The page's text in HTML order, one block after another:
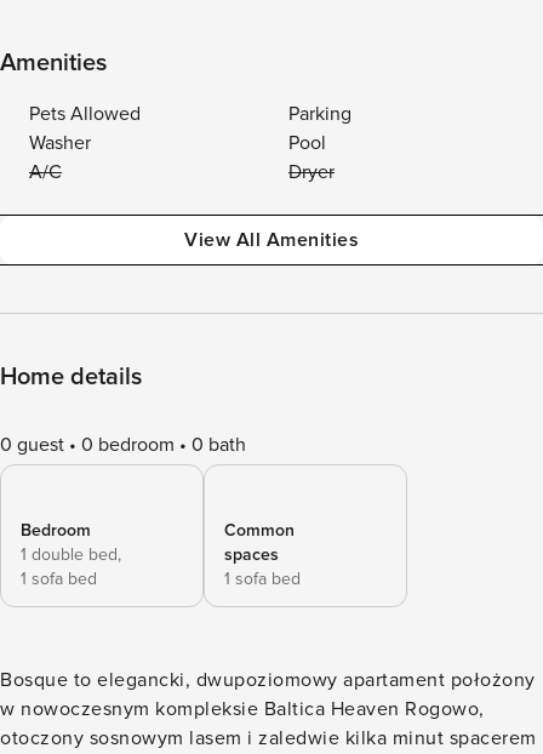
Amenities
Pets Allowed
Parking
Washer
Pool
A/C
Dryer
View All Amenities
Home details
0 guest 0 bedroom 0 bath
Bedroom
1 double bed,
1 sofa bed
Common
spaces
1 sofa bed
Bosque to elegancki, dwupoziomowy apartament położony
w nowoczesnym kompleksie Baltica Heaven Rogowo,
otoczony sosnowym lasem i zaledwie kilka minut spacerem